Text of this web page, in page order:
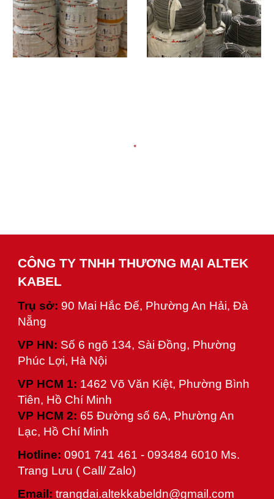
CÔNG TY TNHH THƯƠNG MẠI ALTEK
KABEL
Trụ sở: 90 Mai Hắc Đế, Phường An Hải, Đà
Nẵng
VP HN: Số 6 ngõ 134, Sài Đồng, Phường
Phúc Lợi, Hà Nội
VP HCM 1: 1462 Võ Văn Kiệt, Phường Bình
Tiên, Hồ Chí Minh
VP HCM2: 65 Đường số 6A, Phường An
Lạc, Hồ Chí Minh
Hotline: 0901 741 461 - 093484 6010 Ms.
Trang Lưu ( Call/ Zalo)
Email:trangdai.altekkabeldn@gmail.com